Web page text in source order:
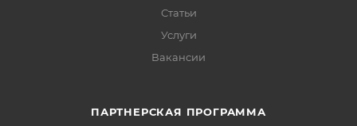
Статьи
Услуги
Вакансии
ПАРТНЕРСКАЯ ПРОГРАММА